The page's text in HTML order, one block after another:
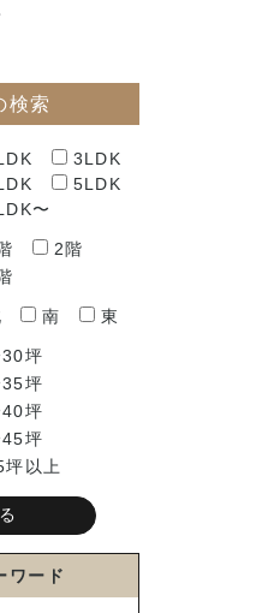
検索
3LDK
5LDK
〜
2階
南 東
30坪
35坪
40坪
45坪
坪以上
ワード